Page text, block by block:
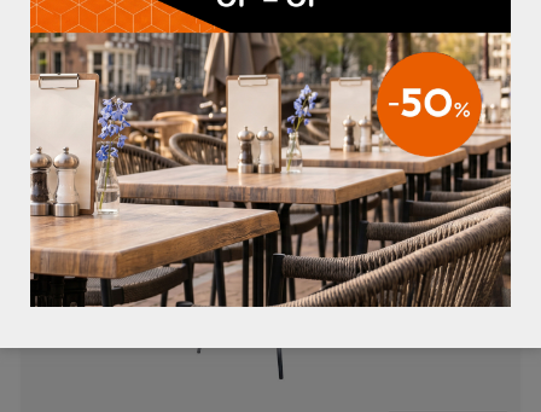
STOEL OCEAN VELVET LEGERGROEN €69,95